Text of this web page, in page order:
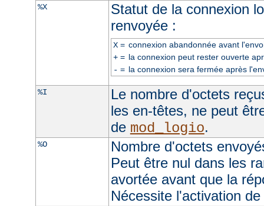
%X
Statut de la connexion
renvoyée :
X= connexion abandonnée avant
+= la connexion peut rester ouverte
- = la connexion sera fermée après
%I
Le nombre d'octets
les en-têtes, ne peut
de mod_logio.
%O
Nombre d'octets
Peut être nul dans les
avortée avant que la
Nécessite l'activation de